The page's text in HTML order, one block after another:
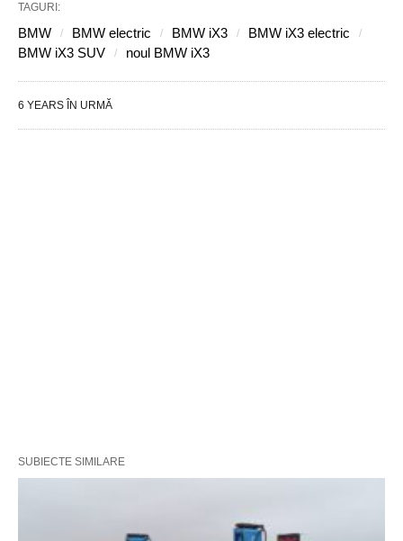
TAGURI:
BMW BMW electric BMW iX3
BMW iX3 electric
BMW iX3 SUV
noul BMW iX3
6 YEARS ÎN URMĂ
SUBIECTE SIMILARE